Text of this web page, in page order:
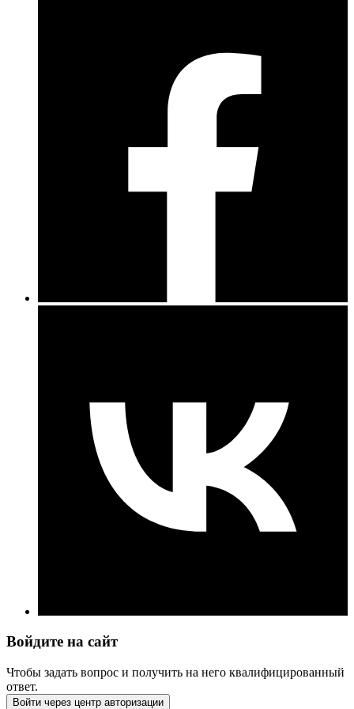
Войдите на сайт
Чтобы задать вопрос и получить на него квалифицированный
ответ.
Войти через центр авторизации